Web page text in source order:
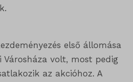
első állomása
Városháza volt, most pedig
az akcióhoz. A